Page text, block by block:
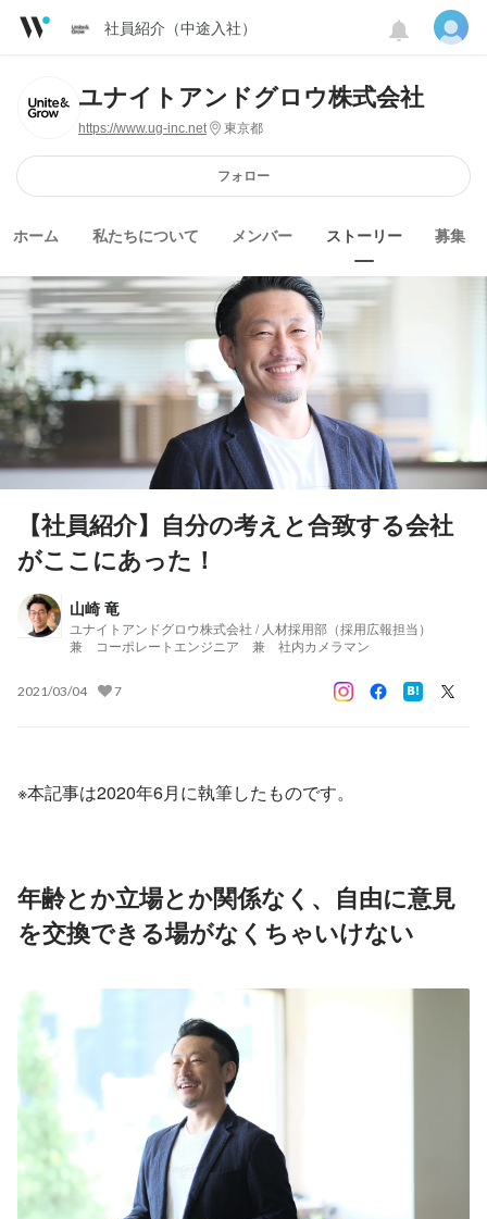
社員紹介（中途入社）
ユナイトアンドグロウ株式会社
https://www.ug-inc.net 東京都
フォロー
ホーム 私たちについて メンバー ストーリー 募集
【社員紹介】自分の考えと合致する会社
がここにあった！
山崎 竜
ユナイトアンドグロウ株式会社 / 人材採用部（採用広報担当）
兼 コーポレートエンジニア 兼 社内カメラマン
2021/03/04 7
※本記事は2020年6月に執筆したものです。
年齢とか立場とか関係なく、自由に意見
を交換できる場がなくちゃいけない